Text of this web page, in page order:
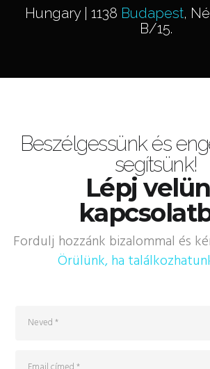
Hungary | 1138 Budapest,
B/15.
Beszélgessünk és
segítsünk!
Lépj
Fordulj hozzánk bizalommal és
Örülünk, ha